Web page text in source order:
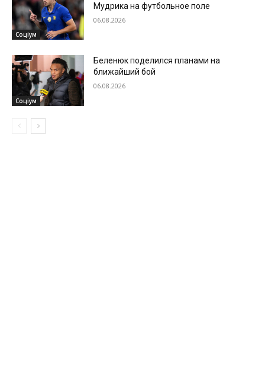
Соціум
Мудрика на футбольное поле
06.08.2026
Соціум
Беленюк поделился планами на
ближайший бой
06.08.2026